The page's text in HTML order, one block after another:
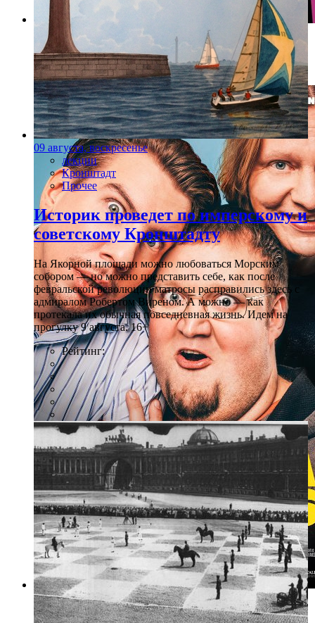
Фото: avrora.spb.ru
«Арми жива»
Фото: avrora.spb.ru
09 августа, воскресенье
лекции
Кронштадт
Прочее
Историк проведет по имперскому и
советскому Кронштадту
На Якорной площади можно любоваться Морским
собором — но можно представить себе, как после
февральской революции матросы расправились здесь с
адмиралом Робертом Виреном. А можно — как
протекала их обычная повседневная жизнь. Идем на
прогулку 9 августа. 16+
Рейтинг: